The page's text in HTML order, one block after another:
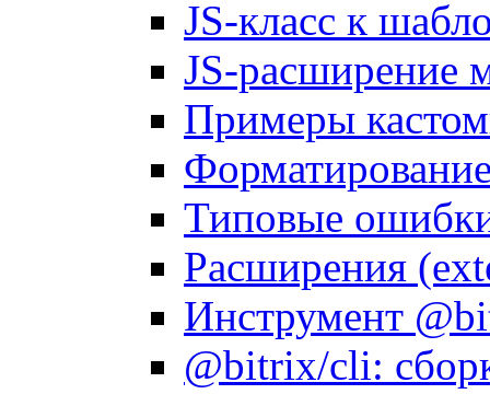
JS-класс к
JS-расширение
Примеры
Типовые
Расширения
Инструмент
@bitrix/cli: